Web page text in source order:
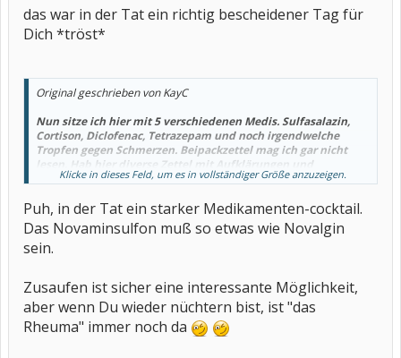
das war in der Tat ein richtig bescheidener Tag für
Dich *tröst*
Original geschrieben von KayC
Nun sitze ich hier mit 5 verschiedenen Medis. Sulfasalazin,
Cortison, Diclofenac, Tetrazepam und noch irgendwelche
Tropfen gegen Schmerzen. Beipackzettel mag ich gar nicht
lesen. Hab hier diverse Zettel mit Aufklärungen und
Einnahmeregeln und würd mich am liebsten zusaufen, was
Klicke in dieses Feld, um es in vollständiger Größe anzuzeigen.
Puh, in der Tat ein starker Medikamenten-cocktail.
Das Novaminsulfon muß so etwas wie Novalgin
sein.
Zusaufen ist sicher eine interessante Möglichkeit,
aber wenn Du wieder nüchtern bist, ist "das
Rheuma" immer noch da